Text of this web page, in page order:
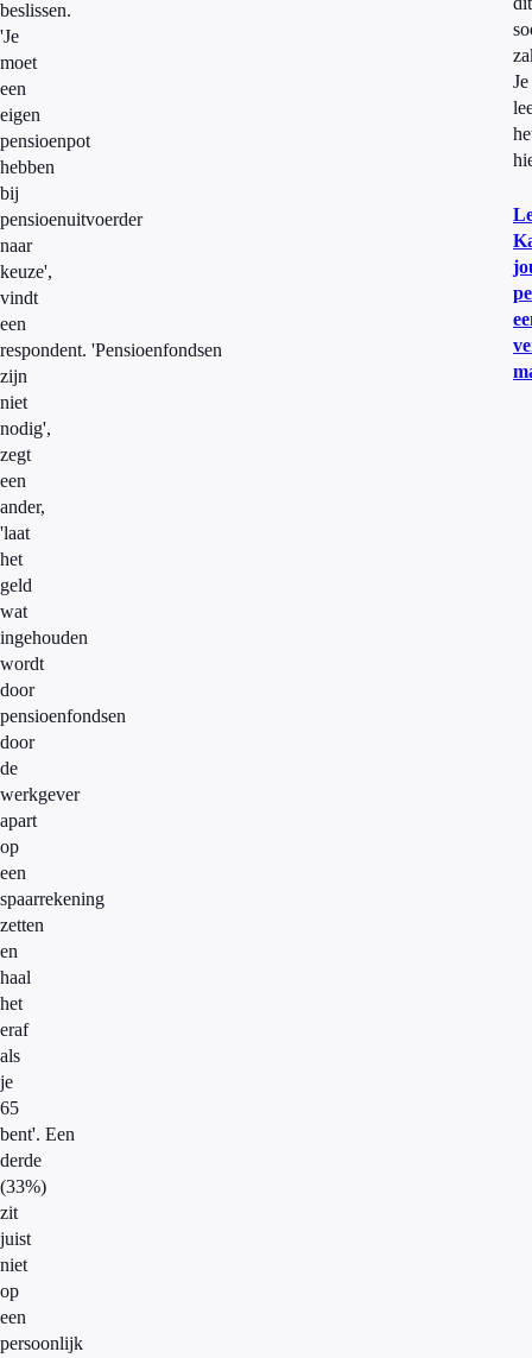
beslissen.
'Je
moet
een
eigen
pensioenpot
hebben
bij
pensioenuitvoerder
naar
keuze',
vindt
een
respondent. 'Pensioenfondsen
zijn
niet
nodig',
zegt
een
ander,
'laat
het
geld
wat
ingehouden
wordt
door
pensioenfondsen
door
de
werkgever
apart
op
een
spaarrekening
zetten
en
haal
het
eraf
als
je
65
bent'. Een
derde
(33%)
zit
juist
niet
op
een
persoonlijk
Je